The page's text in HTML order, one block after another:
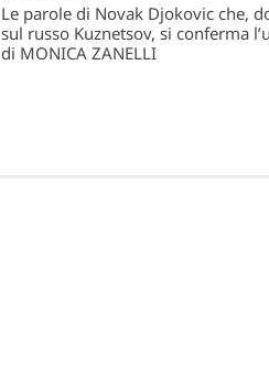
Le parole di Novak Djokovic che,
sul russo Kuznetsov, si conferma
di MONICA ZANELLI